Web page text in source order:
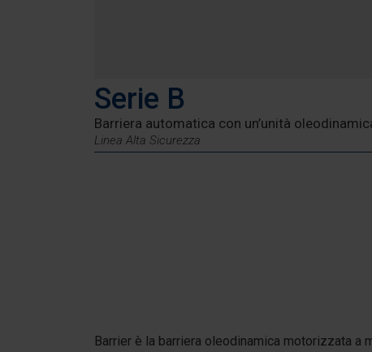
Serie B
Barriera automatica con un’unità
Linea Alta Sicurezza
Barrier è la barriera oleodinamica motorizzata